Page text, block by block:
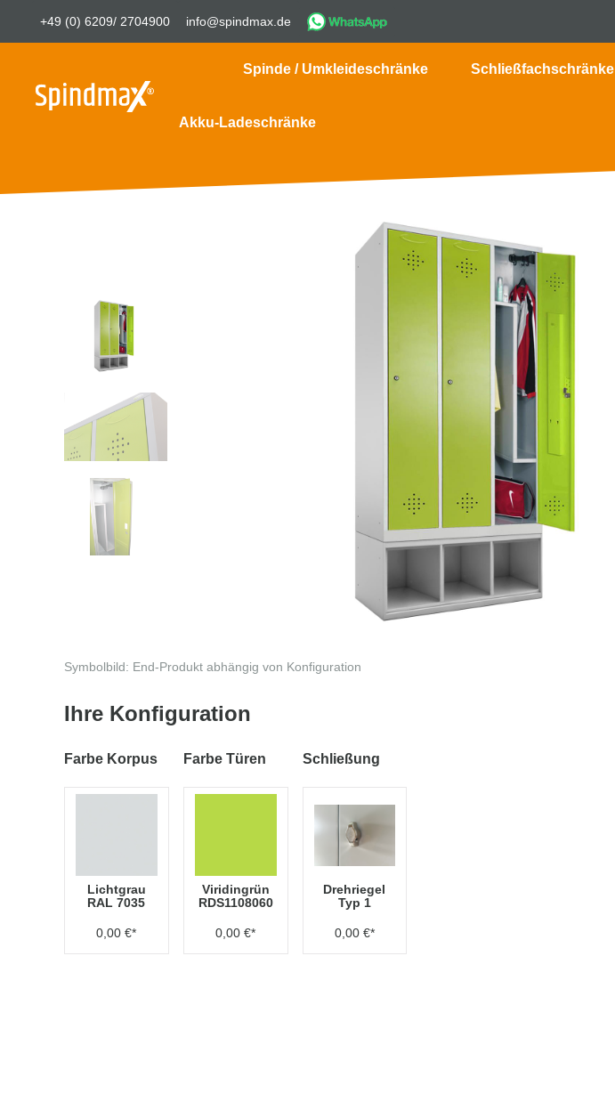
+49 (0) 6209/ 2704900 info@spindmax.de
Spinde / Umkleideschränke Schließfachschränke
Akku-Ladeschränke
Symbolbild: End-Produkt abhängig von Konfiguration
Ihre Konfiguration
Farbe Korpus
Lichtgrau
RAL 7035
0,00 €*
Farbe Türen
Viridingrün
RDS1108060
0,00 €*
Schließung
Drehriegel
Typ 1
0,00 €*